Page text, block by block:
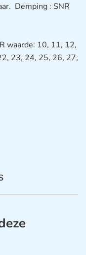
Demping : SNR
waarde: 10, 11, 12,
23, 24, 25, 26, 27,